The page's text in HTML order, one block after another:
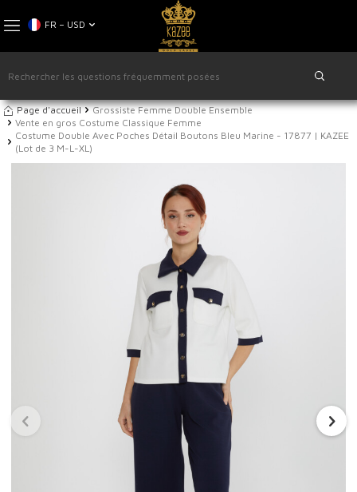
FR − USD
Page d'accueil
Grossiste Femme Double Ensemble
Vente en gros Costume Classique Femme
Costume Double Avec Poches Détail Boutons Bleu Marine - 17877 | KAZEE
(Lot de 3 M-L-XL)